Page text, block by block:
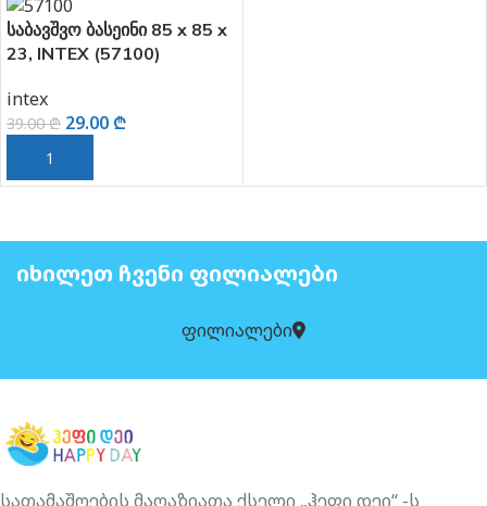
ᲘᲮᲘᲚᲔᲗ ᲩᲕᲔᲜᲘ ᲤᲘᲚᲘᲐᲚᲔᲑᲘ
ფილიალები
სათამაშოების მაღაზიათა ქსელი „ჰეფი დეი“ -ს